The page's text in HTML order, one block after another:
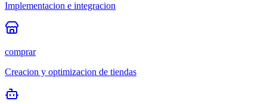
Implementacion e integracion
comprar
Creacion y optimizacion de tiendas